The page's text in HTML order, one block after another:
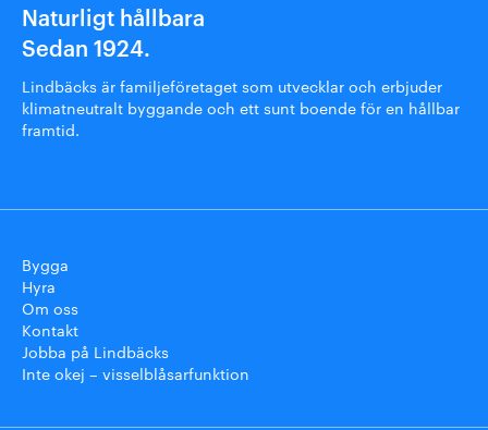
Naturligt hållbara
Sedan 1924.
Lindbäcks är familjeföretaget som utvecklar och erbjuder
klimatneutralt byggande och ett sunt boende för en hållbar
framtid.
Bygga
Hyra
Om oss
Kontakt
Jobba på Lindbäcks
Inte okej – visselblåsarfunktion